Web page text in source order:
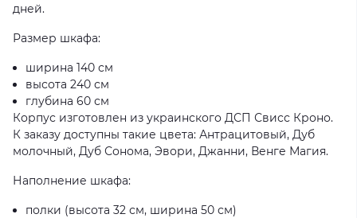
дней.
Размер шкафа:
ширина 140 см
высота 240 см
глубина 60 см
Корпус изготовлен из украинского ДСП Свисс Кроно.
К заказу доступны такие цвета: Антрацитовый, Дуб
молочный, Дуб Сонома, Эвори, Джанни, Венге Магия.
Наполнение шкафа:
полки (высота 32 см, ширина 50 см)